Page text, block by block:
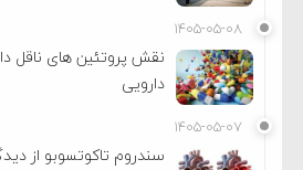
۱۴۰۵-۰۵-۰۸
نقش پروتئین های ناقل
دارویی
۱۴۰۵-۰۵-۰۷
سندروم تاکوتسوبو از